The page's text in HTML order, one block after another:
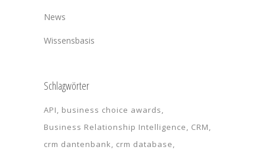
News
Wissensbasis
Schlagwörter
API
business choice awards
Business Relationship Intelligence
CRM
crm dantenbank crm database